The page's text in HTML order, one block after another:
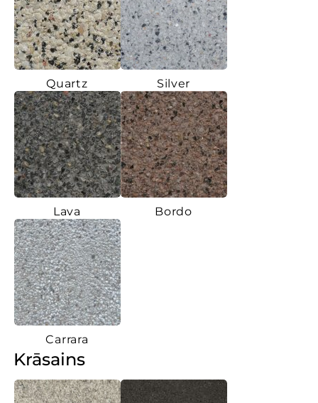
Quartz Silver
Lava Bordo
Carrara
Krāsains